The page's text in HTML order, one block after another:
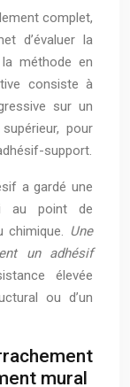
complet,
d’évaluer la
méthode en
consiste à
sur un
pour
support.
a gardé une
au point de
Une
un adhésif
élevée
ou d’un
mural